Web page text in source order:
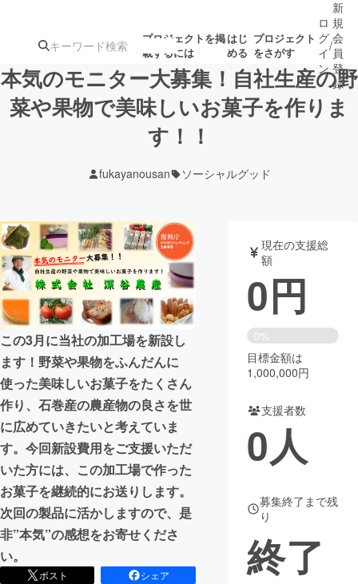
プロジェクトを掲
載するには
はじ
める
プロジェクト
をさがす
注目の新着プロ
ジェクト
募集終了が近いプ
テクノロジー・ガジェット
映像・映画 書籍・雑誌
ビジネス・起業 チャレンジ
まちづくり・地域活性化
CAMPFIRE for Social Good
CAMPFIRE Creation
CAMPFIREふるさと納税
コミュニティ
ロ
グ
イ
ン
/
新
規
会
員
登
録
本気のモニター大募集！自社生産の野
菜や果物で美味しいお菓子を作りま
す！！
fukayanousan ソーシャルグッド
この3月に当社の加工場を新設し
ます！野菜や果物をふんだんに
使った美味しいお菓子をたくさん
作り、石巻産の農産物の良さを世
に広めていきたいと考えていま
す。今回新設費用をご支援いただ
いた方には、この加工場で作った
お菓子を継続的にお送りします。
次回の製品に活かしますので、是
非”本気”の感想をお寄せくださ
い。
ポスト
シェア
現在の支援総
額
0円
0%
目標金額は
1,000,000円
支援者数
0人
募集終了まで残
り
終了